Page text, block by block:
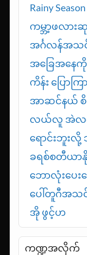
Rainy
ကမ္ဘာ့ဖလား
အင်္ဂလန်အသ
အခြေအနေ
ကိန်း ပြောကြ
အာဆင်နယ် စိ
လယ်လူ အဲလ
ရောင်းဘူးလို့
ခရစ်စတီယာ
ဘောလုံးပေး
ပေါ်တူဂီအသ
အို ဖွင့်ဟ
ကဏ္ဍအလိုက်